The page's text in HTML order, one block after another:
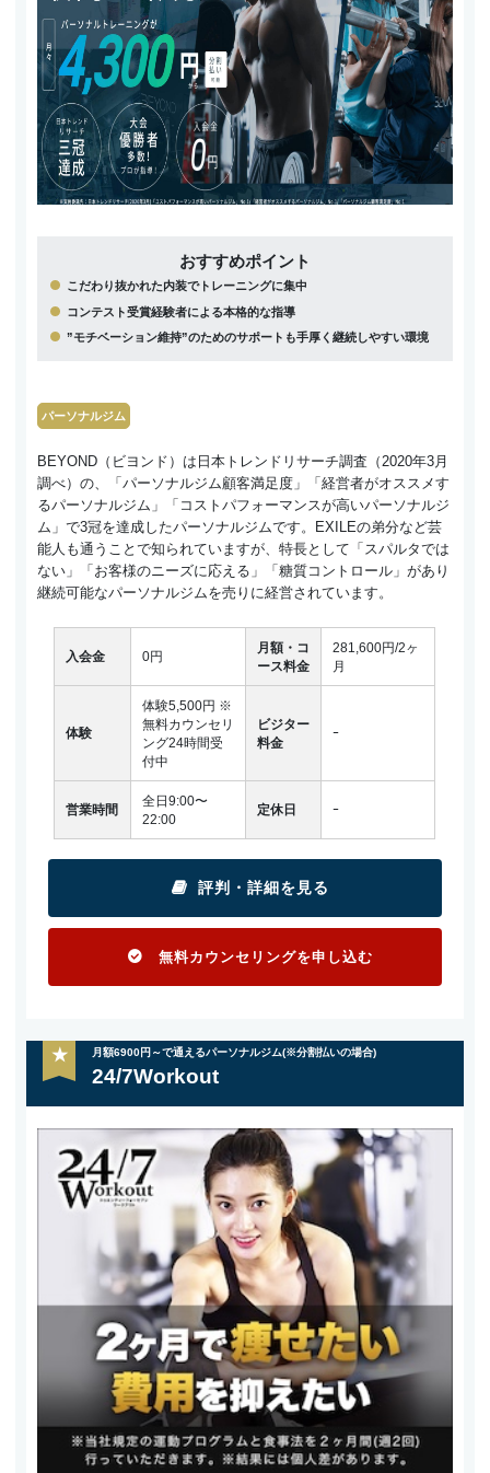
おすすめポイント
こだわり抜かれた内装でトレーニングに集中
コンテスト受賞経験者による本格的な指導
”モチベーション維持”のためのサポートも手厚く継続しやすい環境
パーソナルジム
BEYOND（ビヨンド）は日本トレンドリサーチ調査（2020年3月
調べ）の、「パーソナルジム顧客満足度」「経営者がオススメす
るパーソナルジム」「コストパフォーマンスが高いパーソナルジ
ム」で3冠を達成したパーソナルジムです。EXILEの弟分など芸
能人も通うことで知られていますが、特長として「スパルタでは
ない」「お客様のニーズに応える」「糖質コントロール」があり
継続可能なパーソナルジムを売りに経営されています。
入会金 0円
月額・コ
ース料金
281,600円/2ヶ
月
体験
体験5,500円 ※
無料カウンセリ
ング24時間受
付中
ビジター
料金
ｰ
営業時間
全日9:00〜
22:00
定休日 ｰ
評判・詳細を見る
無料カウンセリングを申し込む
★ 月額6900円～で通えるパーソナルジム(※分割払いの場合)
24/7Workout